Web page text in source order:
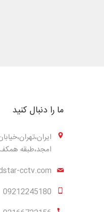
ما را دنبال کنید
امجد،طبقه
cctv.com
09212245180